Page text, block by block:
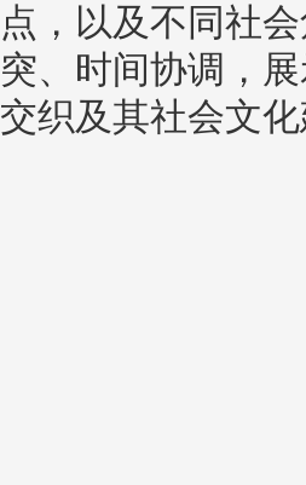
点，以及不同社
突、时间协调，
交织及其社会文化